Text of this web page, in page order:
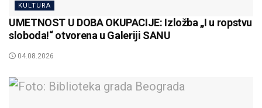
KULTURA
UMETNOST U DOBA OKUPACIJE: Izložba „I u ropstvu
sloboda!“ otvorena u Galeriji SANU
04.08.2026